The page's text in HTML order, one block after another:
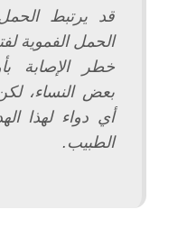
قد يرتبط
الحمل الفموية
خطر الإصابة
بعض النساء،
أي دواء لهذا
الطبيب.